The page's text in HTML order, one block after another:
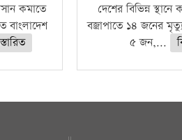
কমাতে
বাংলাদেশ
দেশের বিভিন্ন
বজ্রাপাতে ১৪ জনের
৫ জন,...